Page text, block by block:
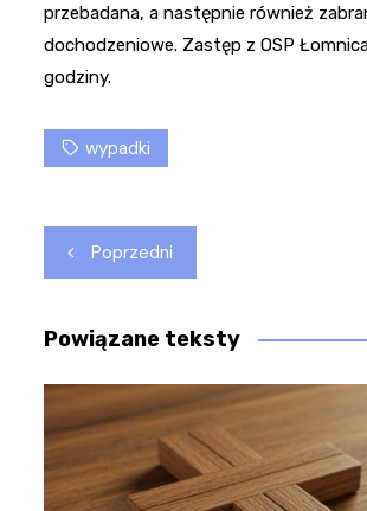
przebadana, a następnie również
dochodzeniowe. Zastęp z OSP
godziny.
wypadki
Nawigacja
wpisu
Poprzedni
Powiązane teksty